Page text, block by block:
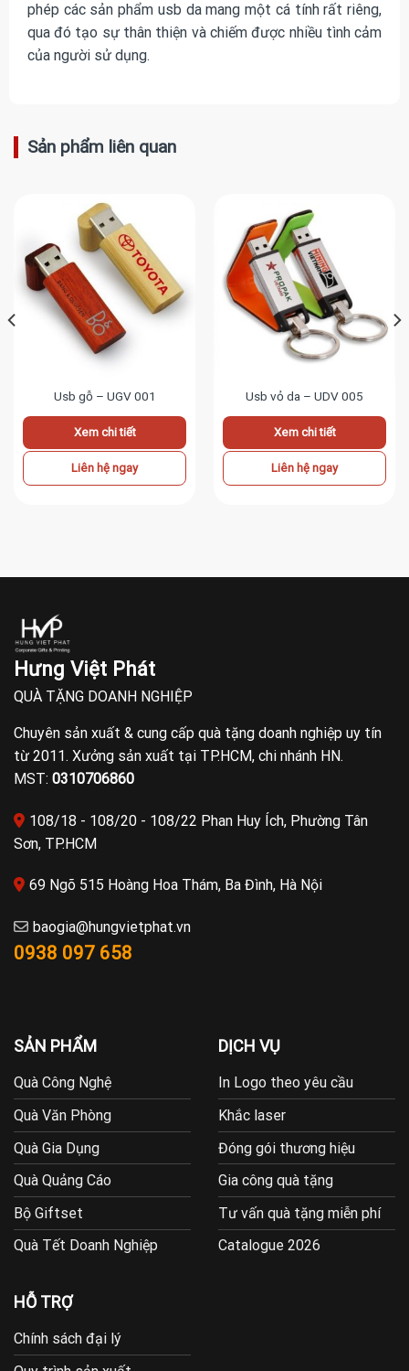
phép các sản phẩm usb da mang một cá tính rất riêng,
qua đó tạo sự thân thiện và chiếm được nhiều tình cảm
của người sử dụng.
Sản phẩm liên quan
Usb gỗ – UGV 001
Xem chi tiết
Liên hệ ngay
Usb vỏ da – UDV 005
Xem chi tiết
Liên hệ ngay
Hưng Việt Phát
QUÀ TẶNG DOANH NGHIỆP
Chuyên sản xuất & cung cấp quà tặng doanh nghiệp uy tín
từ 2011. Xưởng sản xuất tại TP.HCM, chi nhánh HN.
MST: 0310706860
108/18 - 108/20 - 108/22 Phan Huy Ích, Phường Tân
Sơn, TP.HCM
69 Ngõ 515 Hoàng Hoa Thám, Ba Đình, Hà Nội
baogia@hungvietphat.vn
0938 097 658
SẢN PHẨM
Quà Công Nghệ
Quà Văn Phòng
Quà Gia Dụng
Quà Quảng Cáo
Bộ Giftset
Quà Tết Doanh Nghiệp
DỊCH VỤ
In Logo theo yêu cầu
Khắc laser
Đóng gói thương hiệu
Gia công quà tặng
Tư vấn quà tặng miễn phí
Catalogue 2026
HỖ TRỢ
Chính sách đại lý